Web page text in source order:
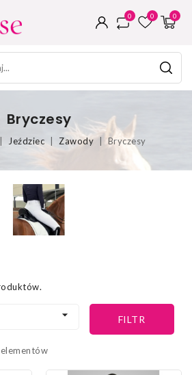
0
0
0
Bryczesy
Jeździec Zawody Bryczesy
 FILTR